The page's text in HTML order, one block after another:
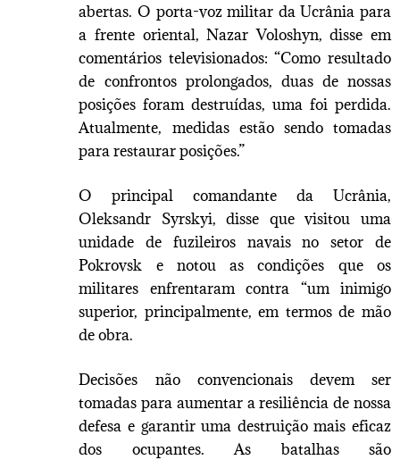
abertas. O porta-voz militar da Ucrânia para
a frente oriental, Nazar Voloshyn, disse em
comentários televisionados: “Como resultado
de confrontos prolongados, duas de nossas
posições foram destruídas, uma foi perdida.
Atualmente, medidas estão sendo tomadas
para restaurar posições.”
O principal comandante da Ucrânia,
Oleksandr Syrskyi, disse que visitou uma
unidade de fuzileiros navais no setor de
Pokrovsk e notou as condições que os
militares enfrentaram contra “um inimigo
superior, principalmente, em termos de mão
de obra.
Decisões não convencionais devem ser
tomadas para aumentar a resiliência de nossa
defesa e garantir uma destruição mais eficaz
dos ocupantes. As batalhas são